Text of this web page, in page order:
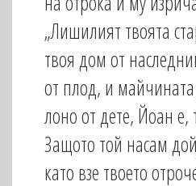
„Лишилият твоята
твоя дом от
от плод, и
лоно от дете, Йоан е,
Защото той насам
като взе твоето